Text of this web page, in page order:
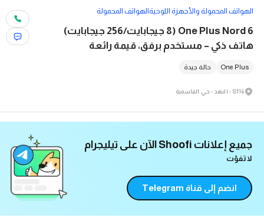
الهواتف المحمولة والأجهزة اللوحيةالهواتف المحمولة
One Plus Nord 6 (8 جيجابايت/256 جيجابايت)
هاتف ذكي – مستخدم برفق، قيمة رائعة
One Plus حالة جيدة
S116 - النهد - حي القاسمية
جميع إعلانات Shoofi الآن على تيليجرام
لا تفوّت
انضم إلى قناة Telegram